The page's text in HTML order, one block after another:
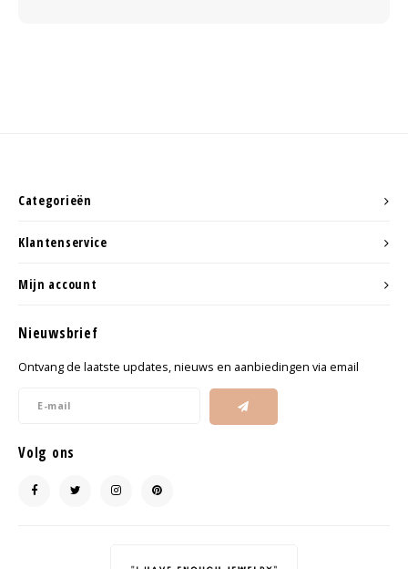
Categorieën
Klantenservice
Mijn account
Nieuwsbrief
Ontvang de laatste updates, nieuws en aanbiedingen via email
Volg ons